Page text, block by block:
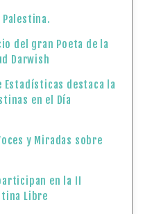
del gran Poeta de la
Darwish
Estadísticas destaca la
en el Día
y Miradas sobre
en la II
Libre